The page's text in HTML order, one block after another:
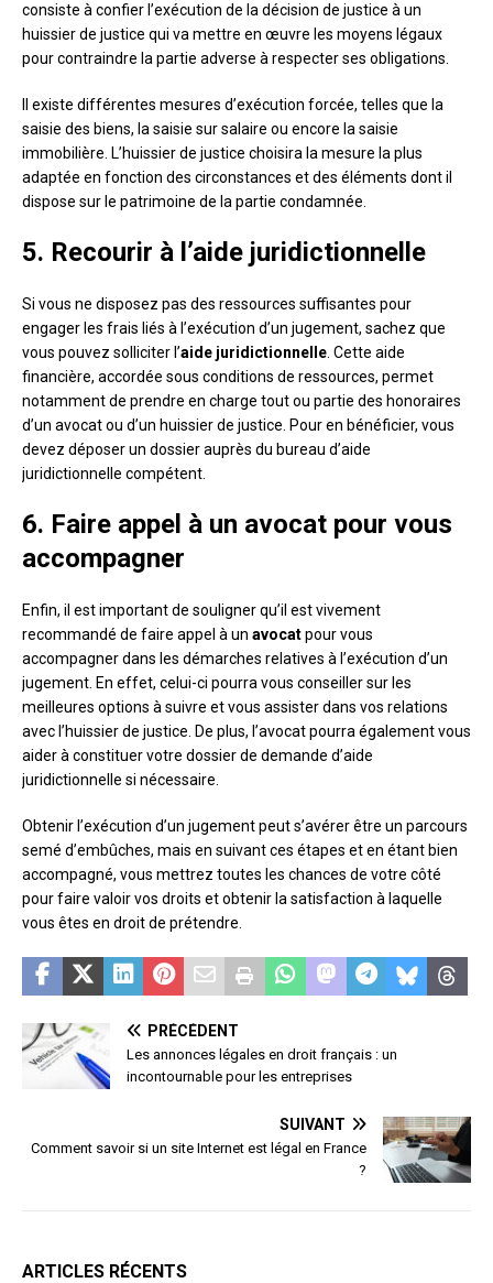
consiste à confier l’exécution de la décision de justice à un
huissier de justice qui va mettre en œuvre les moyens légaux
pour contraindre la partie adverse à respecter ses obligations.
Il existe différentes mesures d’exécution forcée, telles que la
saisie des biens, la saisie sur salaire ou encore la saisie
immobilière. L’huissier de justice choisira la mesure la plus
adaptée en fonction des circonstances et des éléments dont il
dispose sur le patrimoine de la partie condamnée.
5. Recourir à l’aide juridictionnelle
Si vous ne disposez pas des ressources suffisantes pour
engager les frais liés à l’exécution d’un jugement, sachez que
vous pouvez solliciter l’aide juridictionnelle . Cette aide
financière, accordée sous conditions de ressources, permet
notamment de prendre en charge tout ou partie des honoraires
d’un avocat ou d’un huissier de justice. Pour en bénéficier, vous
devez déposer un dossier auprès du bureau d’aide
juridictionnelle compétent.
6. Faire appel à un avocat pour vous
accompagner
Enfin, il est important de souligner qu’il est vivement
recommandé de faire appel à un avocatpour vous
accompagner dans les démarches relatives à l’exécution d’un
jugement. En effet, celui-ci pourra vous conseiller sur les
meilleures options à suivre et vous assister dans vos relations
avec l’huissier de justice. De plus, l’avocat pourra également vous
aider à constituer votre dossier de demande d’aide
juridictionnelle si nécessaire.
Obtenir l’exécution d’un jugement peut s’avérer être un parcours
semé d’embûches, mais en suivant ces étapes et en étant bien
accompagné, vous mettrez toutes les chances de votre côté
pour faire valoir vos droits et obtenir la satisfaction à laquelle
vous êtes en droit de prétendre.
PRÉCÉDENT
Les annonces légales en droit français : un
incontournable pour les entreprises
SUIVANT
Comment savoir si un site Internet est légal en France
?
ARTICLES RÉCENTS